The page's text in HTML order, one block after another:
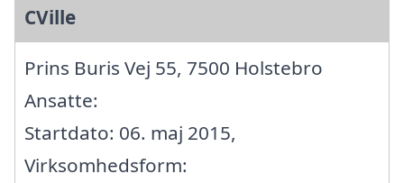
CVille
Prins Buris Vej 55, 7500 Holstebro
Ansatte:
Startdato: 06. maj 2015,
Virksomhedsform: